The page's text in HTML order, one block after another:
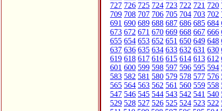
727 726 725 724 723 722 721 720
709 708 707 706 705 704 703 702
691 690 689 688 687 686 685 684
673 672 671 670 669 668 667 666
655 654 653 652 651 650 649 648
637 636 635 634 633 632 631 630
619 618 617 616 615 614 613 612
601 600 599 598 597 596 595 594
583 582 581 580 579 578 577 576
565 564 563 562 561 560 559 558
547 546 545 544 543 542 541 540
529 528 527 526 525 524 523 522